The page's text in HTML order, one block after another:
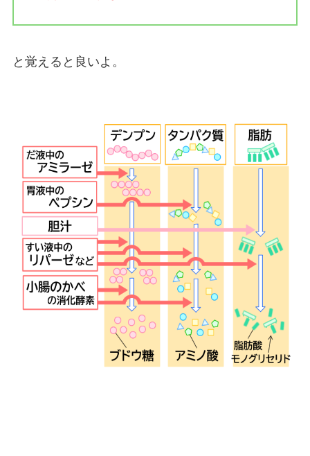
と覚えると良いよ。